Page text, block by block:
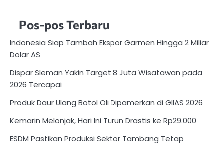
Pos-pos Terbaru
Indonesia Siap Tambah Ekspor Garmen Hingga 2 Miliar
Dolar AS
Dispar Sleman Yakin Target 8 Juta Wisatawan pada
2026 Tercapai
Produk Daur Ulang Botol Oli Dipamerkan di GIIAS 2026
Kemarin Melonjak, Hari Ini Turun Drastis ke Rp29.000
ESDM Pastikan Produksi Sektor Tambang Tetap